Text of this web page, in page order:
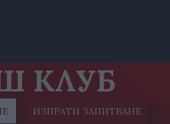
КЛУБ
ИЗПРАТИ ЗАПИТВАНЕ